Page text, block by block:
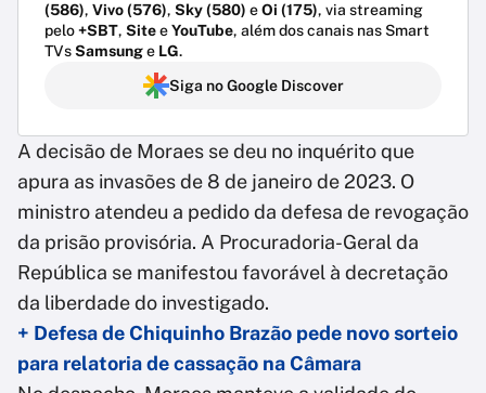
(586), Vivo (576), Sky (580) eOi (175), via streaming
pelo+SBT, SiteeYouTube, além dos canais nas Smart
TVsSamsunge LG.
Siga no Google Discover
A decisão de Moraes se deu no inquérito que
apura as invasões de 8 de janeiro de 2023. O
ministro atendeu a pedido da defesa de revogação
da prisão provisória. A Procuradoria-Geral da
República se manifestou favorável à decretação
da liberdade do investigado.
+ Defesa de Chiquinho Brazão pede novo sorteio
para relatoria de cassação na Câmara